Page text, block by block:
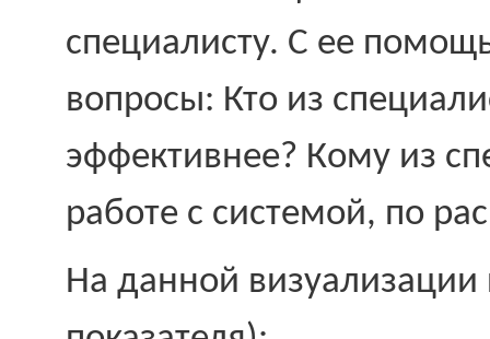
специалисту. С ее
вопросы: Кто из
эффективнее? Кому из
работе с системой, по
На данной визуализации